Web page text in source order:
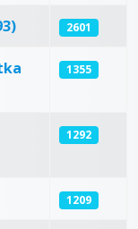
2601
1355
1292
1209